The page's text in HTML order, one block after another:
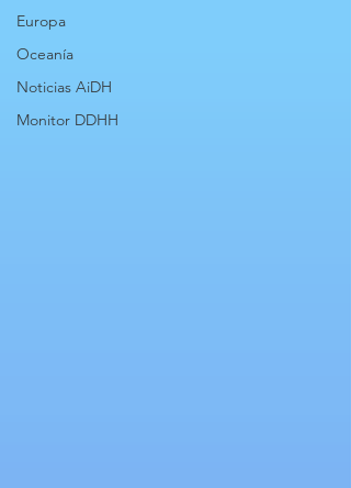
Europa
Oceanía
Noticias AiDH
Monitor DDHH